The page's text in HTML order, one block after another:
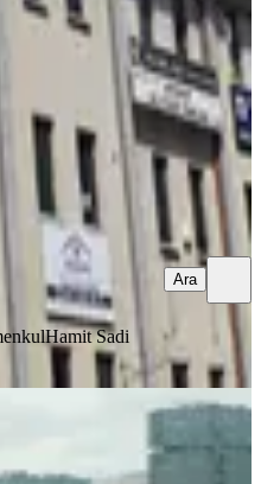
Hamit Sadi
Ara
Manzaralı 390 M2
Plaza Katı